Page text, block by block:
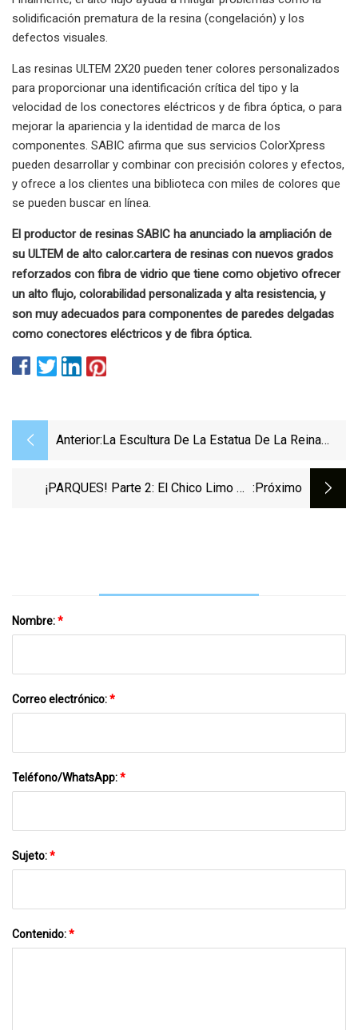
solidificación prematura de la resina (congelación) y los
defectos visuales.
Las resinas ULTEM 2X20 pueden tener colores personalizados
para proporcionar una identificación crítica del tipo y la
velocidad de los conectores eléctricos y de fibra óptica, o para
mejorar la apariencia y la identidad de marca de los
componentes. SABIC afirma que sus servicios ColorXpress
pueden desarrollar y combinar con precisión colores y efectos,
y ofrece a los clientes una biblioteca con miles de colores que
se pueden buscar en línea.
El productor de resinas SABIC ha anunciado la ampliación de
su ULTEM de alto calor.cartera de resinas con nuevos grados
reforzados con fibra de vidrio que tiene como objetivo ofrecer
un alto flujo, colorabilidad personalizada y alta resistencia, y
son muy adecuados para componentes de paredes delgadas
como conectores eléctricos y de fibra óptica.
Anterior: La Escultura De La Estatua De La Reina
¡PARQUES! Parte 2: El Chico Limo De
:próximo
Nombre:*
Correo electrónico:*
Teléfono/WhatsApp:*
Sujeto:*
Contenido:*